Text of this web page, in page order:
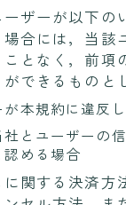
ザーが以下の
場合には，当該
ことなく，前項
できるものと
が本規約に違反
社とユーザーの
認める場合
関する決済方